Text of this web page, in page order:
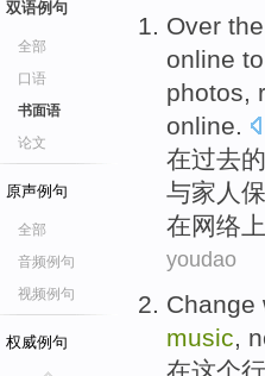
双语例句
全部
口语
书面语
论文
原声例句
全部
音频例句
视频例句
权威例句
Over
online
photos,
online.
在过去的
与家人
在网络
youdao
Change
music,
在这个